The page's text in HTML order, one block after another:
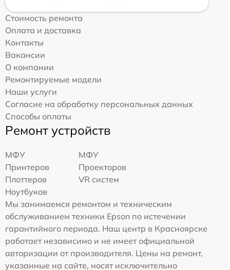
Стоимость ремонта
Оплата и доставка
Контакты
Вакансии
О компании
Ремонтируемые модели
Наши услуги
Согласие на обработку персональных данных
Способы оплаты
Ремонт устройств
МФУ
МФУ
Принтеров
Проекторов
Плоттеров
VR систем
Ноутбуков
Мы занимаемся ремонтом и техническим
обслуживанием техники Epson по истечении
гарантийного периода. Наш центр в Красноярске
работает независимо и не имеет официальной
авторизации от производителя. Цены на ремонт,
указанные на сайте, носят исключительно